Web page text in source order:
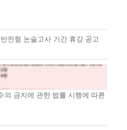
전형 논술고사 기간 휴강 공고
의 금지에 관한 법률 시행에 따른